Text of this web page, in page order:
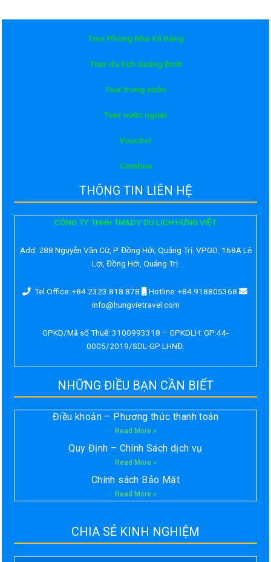
Tour Phong Nha Kẻ Bàng
Tour du lịch Quảng Bình
Tour trong nước
Tour nước ngoài
Voucher
Comboo
THÔNG TIN LIÊN HỆ
CÔNG TY TNHH TM&DV DU LỊCH HƯNG VIỆT
Add: 288 Nguyễn Văn Cừ, P. Đồng Hới, Quảng Trị. VPGD: 168A Lê
Lợi, Đồng Hới, Quảng Trị.
Tel Office: +84 2323 818 878
Hotline: +84 918805368
info@hungvietravel.com
GPKD/Mã số Thuế: 3100993318 – GPKDLH: GP:44-
0005/2019/SDL-GP LHNĐ.
NHỮNG ĐIỀU BẠN CẦN BIẾT
Điều khoản – Phương thức thanh toán
Read More »
Quy Định – Chính Sách dịch vụ
Read More »
Chính sách Bảo Mật
Read More »
CHIA SẺ KINH NGHIỆM